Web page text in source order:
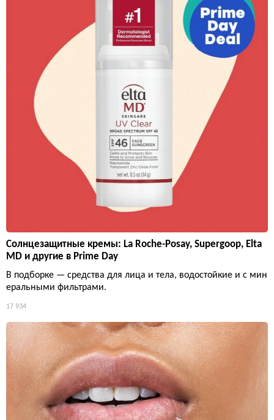
Солнцезащитные кремы: La Roche-Posay, Supergoop, Elta
MD и другие в Prime Day
В подборке — средства для лица и тела, водостойкие и с мин
еральными фильтрами.
17 934